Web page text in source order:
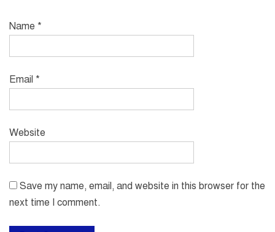
Name *
Email *
Website
Save my name, email, and website in this browser for the
next time I comment.